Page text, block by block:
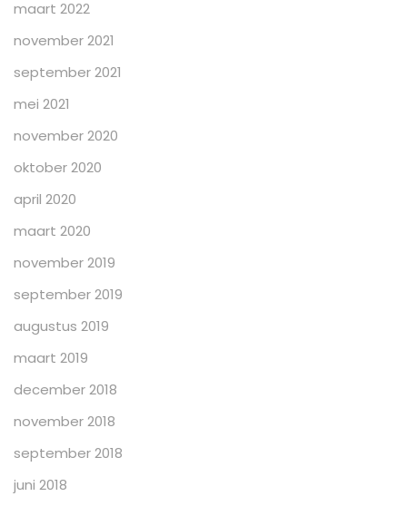
maart 2022
november 2021
september 2021
mei 2021
november 2020
oktober 2020
april 2020
maart 2020
november 2019
september 2019
augustus 2019
maart 2019
december 2018
november 2018
september 2018
juni 2018